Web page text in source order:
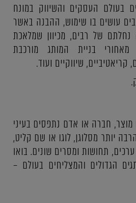
בעולם העסקים והשיווק במונח
עושים בו שימוש, ההבנה באשר
נחלתם של רבים, מכיוון שמלאכת
בניית המותג מורכבת
קריאטיביים, שיווקיים ועוד.
מוצר, חברה או אדם נתפסים בעיני
יותר מסלוגן, לוגו או שם קליט,
תחושות ומסרים שונים. בואו
הגדולים והמצליחים בעולם –